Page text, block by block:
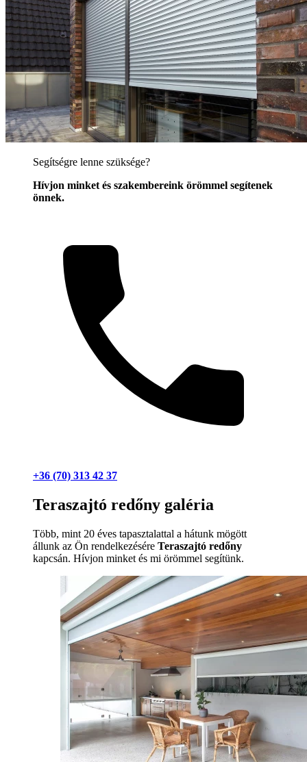
Segítségre lenne szüksége?
Hívjon minket és szakembereink örömmel segítenek
önnek.
+36 (70) 313 42 37
Teraszajtó redőny galéria
Több, mint 20 éves tapasztalattal a hátunk mögött
állunk az Ön rendelkezésére Teraszajtó redőny
kapcsán. Hívjon minket és mi örömmel segítünk.